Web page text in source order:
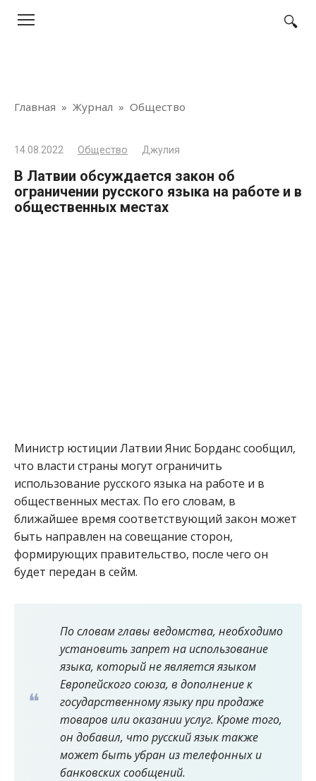
Главная » Журнал » Общество
14.08.2022 Общество Джулия
В Латвии обсуждается закон об
ограничении русского языка на работе и в
общественных местах
Министр юстиции Латвии Янис Борданс сообщил,
что власти страны могут ограничить
использование русского языка на работе и в
общественных местах. По его словам, в
ближайшее время соответствующий закон может
быть направлен на совещание сторон,
формирующих правительство, после чего он
будет передан в сейм.
По словам главы ведомства, необходимо
установить запрет на использование
языка, который не является языком
Европейского союза, в дополнение к
государственному языку при продаже
товаров или оказании услуг. Кроме того,
он добавил, что русский язык также
может быть убран из телефонных и
банковских сообщений.